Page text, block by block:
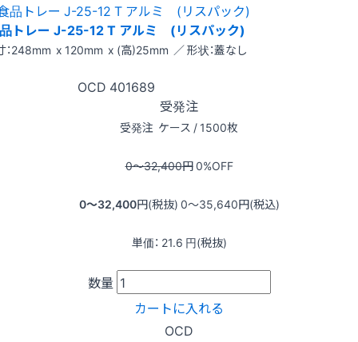
トレー J-25-12 T アルミ (リスパック)
：248mm x 120mm x (高)25mm ／ 形状：蓋なし
OCD 401689
受発注
受発注 ケース / 1500枚
0〜32,400円0%OFF
0〜32,400円(税抜) 0〜35,640円(税込)
単価： 21.6 円(税抜)
数量
カートに入れる
OCD